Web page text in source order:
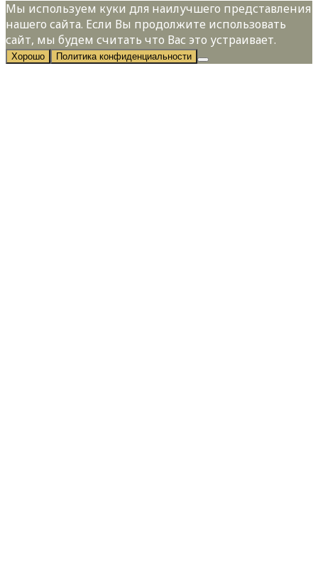
Мы используем куки для наилучшего представления
нашего сайта. Если Вы продолжите использовать
сайт, мы будем считать что Вас это устраивает.
Хорошо Политика конфиденциальности